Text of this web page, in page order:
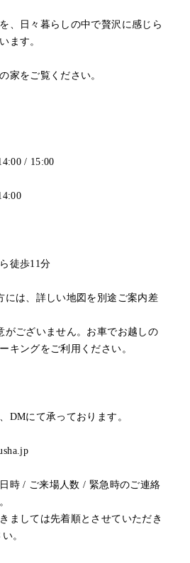
、日々暮らしの中で贅沢に感じら
ます。
家をご覧ください。
/ 15:00
徒歩11分
には、詳しい地図を別途ご案内差
がございません。お車でお越しの
キングをご利用ください。
DMにて承っております。
時 / ご来場人数 / 緊急時のご連絡
ましては先着順とさせていただき
。